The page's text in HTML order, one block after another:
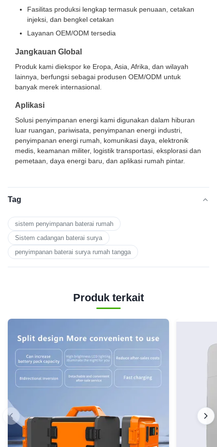
Fasilitas produksi lengkap termasuk penuaan, cetakan
injeksi, dan bengkel cetakan
Layanan OEM/ODM tersedia
Jangkauan Global
Produk kami diekspor ke Eropa, Asia, Afrika, dan wilayah
lainnya, berfungsi sebagai produsen OEM/ODM untuk
banyak merek internasional.
Aplikasi
Solusi penyimpanan energi kami digunakan dalam hiburan
luar ruangan, pariwisata, penyimpanan energi industri,
penyimpanan energi rumah, komunikasi daya, elektronik
medis, keamanan militer, logistik transportasi, eksplorasi dan
pemetaan, daya energi baru, dan aplikasi rumah pintar.
Tag
sistem penyimpanan baterai rumah
Sistem cadangan baterai surya
penyimpanan baterai surya rumah tangga
Produk terkait